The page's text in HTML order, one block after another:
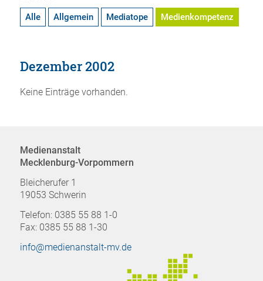
Alle Allgemein Mediatope Medienkompetenz
Dezember 2002
Keine Einträge vorhanden.
Medienanstalt
Mecklenburg-Vorpommern
Bleicherufer 1
19053 Schwerin
Telefon: 0385 55 88 1-0
Fax: 0385 55 88 1-30
info@medienanstalt-mv.de